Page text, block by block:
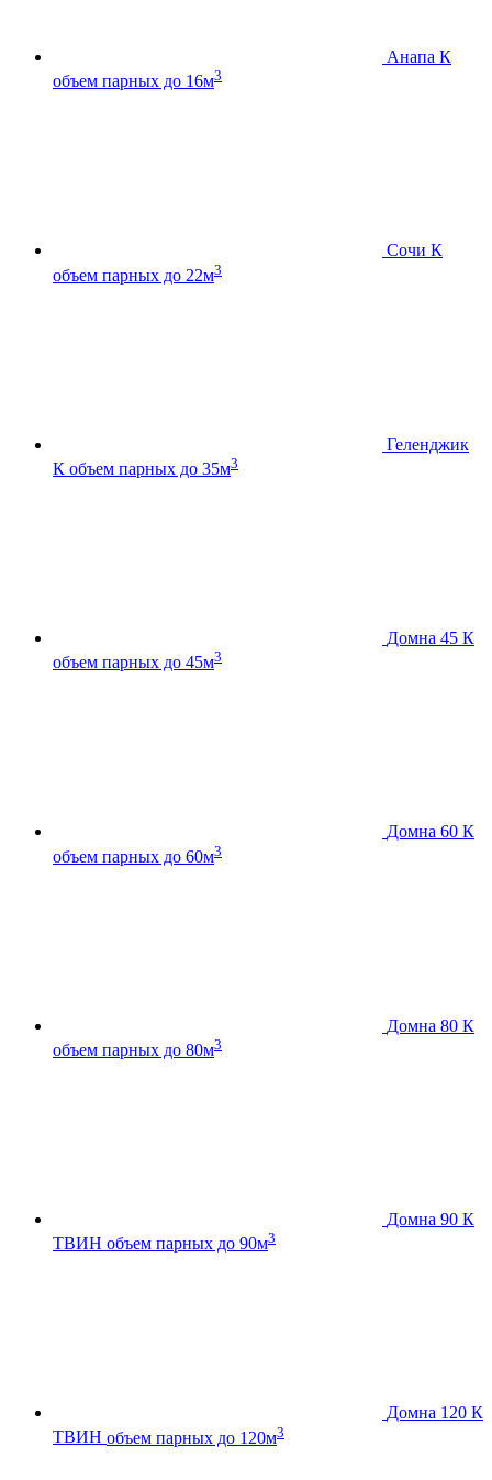
Анапа К
объем парных до 16м3
Сочи К
объем парных до 22м3
Геленджик
К объем парных до 35м3
Домна 45 К
объем парных до 45м3
Домна 60 К
объем парных до 60м3
Домна 80 К
объем парных до 80м3
Домна 90 К
ТВИН объем парных до 90м3
Домна 120 К
ТВИН объем парных до 120м3